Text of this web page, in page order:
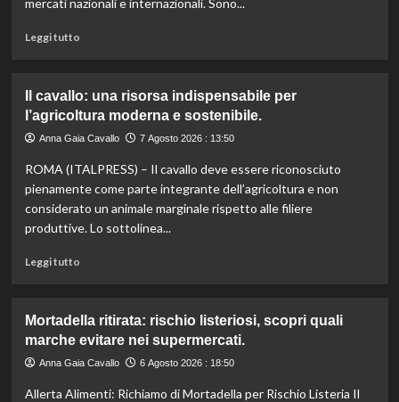
umanitari”.
Leggi tuttoLeggi
Controllo
qualità
olio
vino:
l’IRVO
potenzia
per
Il cavallo: una risorsa indispensabile per
l’agricoltura moderna e sostenibile.
Anna Gaia Cavallo 7 Agosto 2026 : 13:50
ROMA (ITALPRESS) – Il cavallo deve essere riconosciuto
pienamente come parte integrante dell’agricoltura e non
considerato un animale marginale rispetto alle filiere
produttive. Lo sottolinea...
Leggi tuttoLeggi
Il
cavallo:
una
indispensabile
Mortadella ritirata: rischio listeriosi, scopri quali
marche evitare nei supermercati.
Anna Gaia Cavallo 6 Agosto 2026 : 18:50
Allerta Alimenti: Richiamo di Mortadella per Rischio Listeria Il